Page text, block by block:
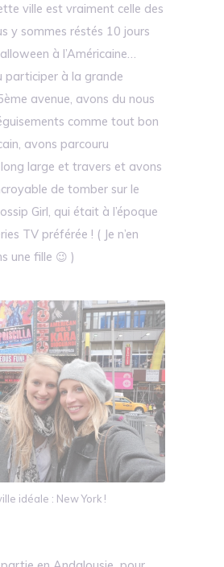
ville est vraiment celle des
y sommes réstés 10 jours
à l’Américaine…
participer à la grande
avenue, avons du nous
comme tout bon
avons parcouru
large et travers et avons
de tomber sur le
Girl, qui était à l’époque
TV préférée ! ( Je n’en
une fille 😉 )
idéale : New York !